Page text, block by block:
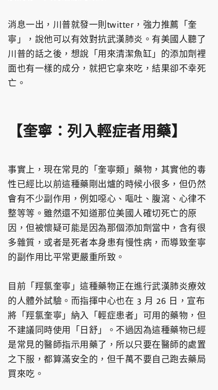
消息一出，川普就發一則twitter，強力推薦「奎
寧」，說他可以有效對抗武漢肺炎。有美國人聽了
川普的話之後，想說「用來清潔魚缸」的添加劑裡
面也有一樣的成分，就把它拿來吃，結果卻不幸死
亡。
【奎寧：列入輕症者用藥】
事實上，現在常見的「奎寧類」藥物，其實他的毒
性已經比以前這種藥剛出爐的時候小很多，但仍然
會有不少副作用，例如噁心、嘔吐、腹瀉、心律不
整等等。雖然還不知道那位美國人確切死亡的原
因，但被懷疑可能是因為那個添加劑當中，含有很
多雜質，或者是死者本身患有慢性病，而導致奎寧
的副作用比平常更嚴重所致。
目前「羥氯奎寧」這種藥物正在進行武漢肺炎療效
的人體外試驗。而指揮中心也在 3 月 26 日，宣布
將「羥氯奎寧」納入「輕症患者」可用的藥物，但
不建議同時使用「日舒」。不過因為這種藥物已經
是常見的醫師指示用藥了，所以只要在醫師的處置
之下服，都算滿安全的，但千萬不要自己跑去藥局
買來吃。